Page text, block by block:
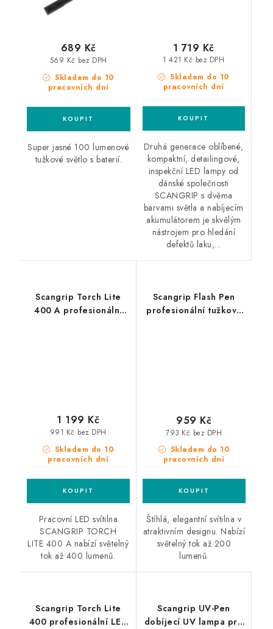
Skladem do 10
pracovních dní
569 Kč bez DPH
689 Kč
Super jasné 100 lumenové
tužkové světlo s baterií.
Skladem do 10
pracovních dní
1 421 Kč bez DPH
1 719 Kč
Druhá generace oblíbené,
kompaktní, detailingové,
inspekční LED lampy od
dánské společnosti
SCANGRIP s dvěma
barvami světla a nabíjecím
akumulátorem je skvělým
nástrojem pro hledání
defektů laku,...
Scangrip Torch Lite
400 A profesionální
Skladem do 10
pracovních dní
991 Kč bez DPH
1 199 Kč
Pracovní LED svítilna
SCANGRIP TORCH
LITE 400 A nabízí světelný
tok až 400 lumenů.
Scangrip Flash Pen
profesionální tužková
Skladem do 10
pracovních dní
793 Kč bez DPH
959 Kč
Štíhlá, elegantní svítilna v
atraktivním designu. Nabízí
světelný tok až 200
lumenů.
Scangrip Torch Lite
400 profesionální LED
Scangrip UV-Pen
dobíjecí UV lampa pro